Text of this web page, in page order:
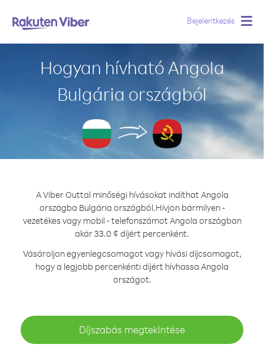
Bejelentkezés
Hogyan hívható Angola
Bulgária országból
A Viber Outtal minőségi hívásokat indíthat Angola
országba Bulgária országból.Hívjon bármilyen -
vezetékes vagy mobil - telefonszámot Angola országban
akár 33.0 ¢ díjért percenként.
Vásároljon egyenlegcsomagot vagy hívási díjcsomagot,
hogy a legjobb percenkénti díjért hívhassa Angola
országot.
Díjszabás megtekintése